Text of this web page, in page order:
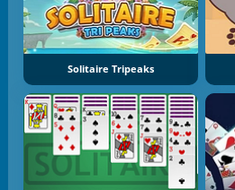
Solitaire Tripeaks